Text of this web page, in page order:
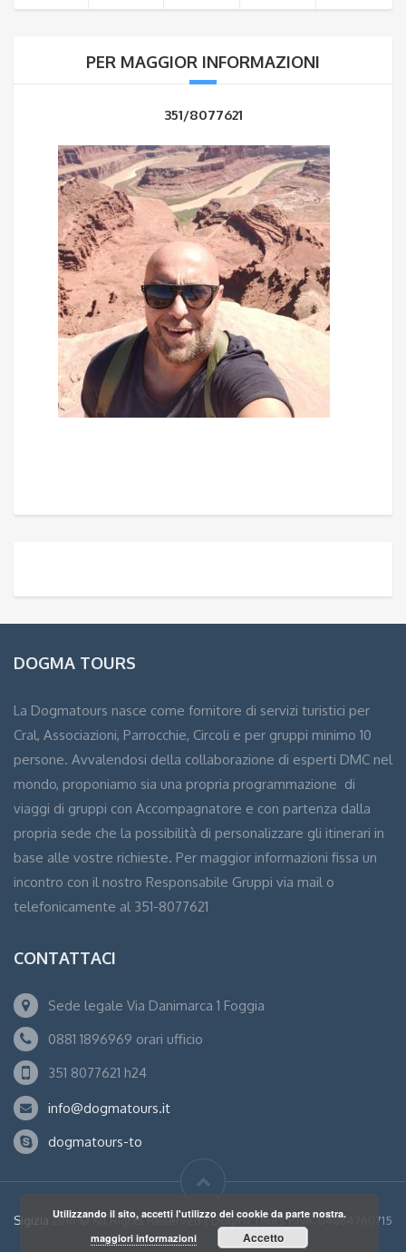
PER MAGGIOR INFORMAZIONI
351/8077621
DOGMA TOURS
La Dogmatours nasce come fornitore di servizi turistici per
Cral, Associazioni, Parrocchie, Circoli e per gruppi minimo 10
persone. Avvalendosi della collaborazione di esperti DMC nel
mondo, proponiamo sia una propria programmazione di
viaggi di gruppi con Accompagnatore e con partenza dalla
propria sede che la possibilità di personalizzare gli itinerari in
base alle vostre richieste. Per maggior informazioni fissa un
incontro con il nostro Responsabile Gruppi via mail o
telefonicamente al 351-8077621
CONTATTACI
Sede legale Via Danimarca 1 Foggia
0881 1896969 orari ufficio
351 8077621 h24
info@dogmatours.it
dogmatours-to
Sigizia 2016 © All Rights Reserved | Dogma Tours P.IVA: 04064760715
Utilizzando il sito, accetti l'utilizzo dei cookie da parte nostra.
maggiori informazioni
Accetto